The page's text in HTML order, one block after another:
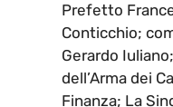
Prefetto
Conticchio;
Gerardo
dell’Arma dei
Finanza; La